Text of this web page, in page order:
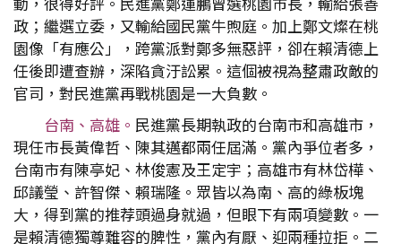
政；繼選立委，又輸給國民黨牛煦庭。加上鄭文燦在桃
園像「有應公」，跨黨派對鄭多無惡評，卻在賴清德上
任後即遭查辦，深陷貪汙訟累。這個被視為整肅政敵的
官司，對民進黨再戰桃園是一大負數。
台南、高雄。 民進黨長期執政的台南市和高雄市，
現任市長黃偉哲、陳其邁都兩任屆滿。黨內爭位者多，
台南市有陳亭妃、林俊憲及王定宇；高雄市有林岱樺、
邱議瑩、許智傑、賴瑞隆。眾皆以為南、高的綠板塊
大，得到黨的推荐頭過身就過，但眼下有兩項變數。一
是賴清德獨尊難容的脾性，黨內有厭、迎兩種拉拒。二